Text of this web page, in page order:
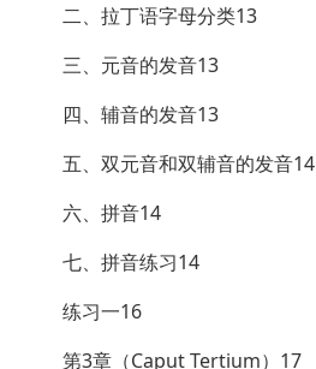
二、拉丁语字母分类13
三、元音的发音13
四、辅音的发音13
五、双元音和双辅音的发音14
六、拼音14
七、拼音练习14
练习一16
第3章（Caput Tertium）17